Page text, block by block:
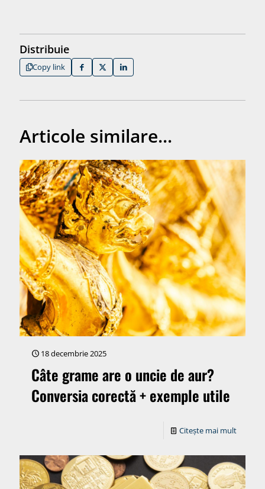
Distribuie
Copy link
Articole similare...
18 decembrie 2025
Câte grame are o uncie de aur?
Conversia corectă + exemple utile
Citește mai mult